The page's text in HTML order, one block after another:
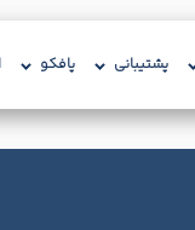
پشتیبانی پافکو